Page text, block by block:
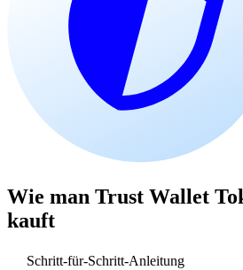
Wie man Trust Wallet
kauft
Schritt-für-Schritt-Anleitung